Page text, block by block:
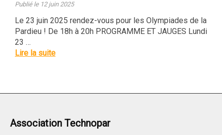
Publié le 12 juin 2025
Le 23 juin 2025 rendez-vous pour les Olympiades de la
Pardieu ! De 18h à 20h PROGRAMME ET JAUGES Lundi
23 …
Lire la suite
Association Technopar